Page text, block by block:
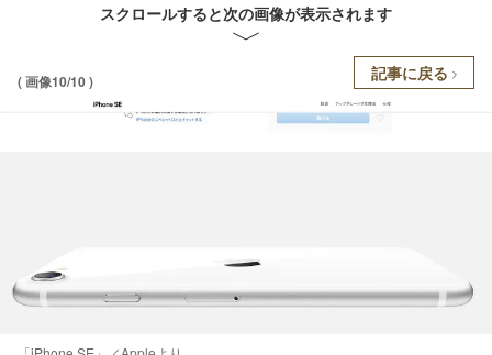
スクロールすると次の画像が表示されます
( 画像10/10 ) 記事に戻る